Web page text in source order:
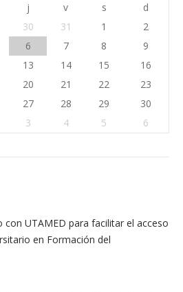
j v s
d
30 31 1
2
6 7 8
9
13 14 15
16
20 21 22
23
27 28 29
30
3 4 5 6
con UTAMED para facilitar el acceso
en Formación del